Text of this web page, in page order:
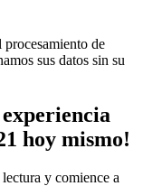
de
sus datos sin su
hoy mismo!
y comience a